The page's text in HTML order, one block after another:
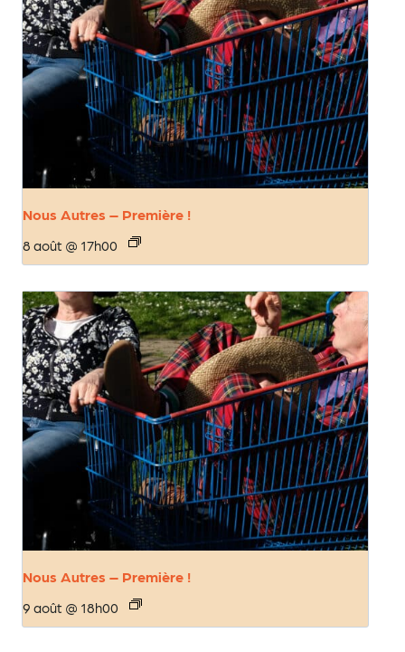
Nous Autres – Première !
8 août @ 17h00
Nous Autres – Première !
9 août @ 18h00